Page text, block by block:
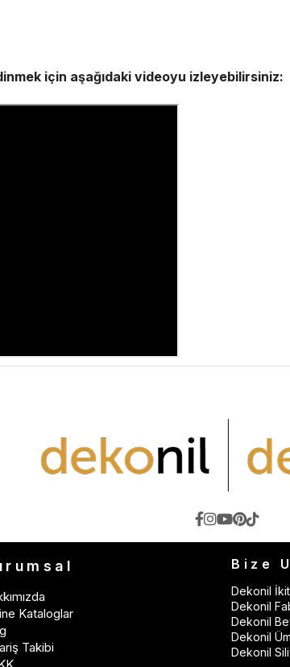
için aşağıdaki videoyu izleyebilirsiniz:
Kataloglar
Takibi
Bize
Dekonil
Dekonil
Dekonil
Dekonil
Dekonil